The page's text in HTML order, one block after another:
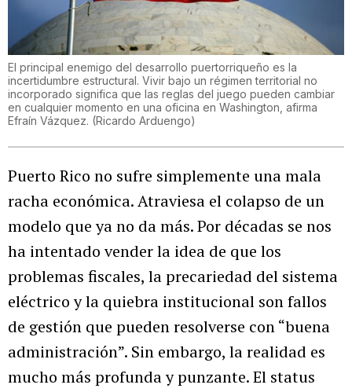
El principal enemigo del desarrollo puertorriqueño es la
incertidumbre estructural. Vivir bajo un régimen territorial no
incorporado significa que las reglas del juego pueden cambiar
en cualquier momento en una oficina en Washington, afirma
Efraín Vázquez. (Ricardo Arduengo)
Puerto Rico no sufre simplemente una mala
racha económica. Atraviesa el colapso de un
modelo que ya no da más. Por décadas se nos
ha intentado vender la idea de que los
problemas fiscales, la precariedad del sistema
eléctrico y la quiebra institucional son fallos
de gestión que pueden resolverse con “buena
administración”. Sin embargo, la realidad es
mucho más profunda y punzante. El status